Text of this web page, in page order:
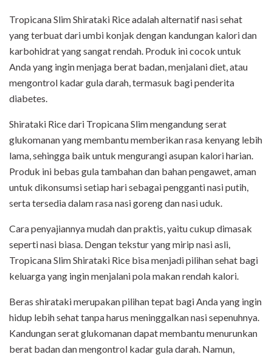
Tropicana Slim Shirataki Rice adalah alternatif nasi sehat
yang terbuat dari umbi konjak dengan kandungan kalori dan
karbohidrat yang sangat rendah. Produk ini cocok untuk
Anda yang ingin menjaga berat badan, menjalani diet, atau
mengontrol kadar guladarah, termasuk bagi penderita
diabetes.
Shirataki Rice dari Tropicana Slim mengandung serat
glukomanan yang membantumemberikan rasa kenyang lebih
lama, sehingga baik untuk mengurangi asupan kaloriharian.
Produk ini bebas gula tambahan dan bahan pengawet, aman
untuk dikonsumsisetiap hari sebagai pengganti nasi putih,
serta tersedia dalam rasa nasi goreng dannasi uduk.
Cara penyajiannya mudah dan praktis, yaitu cukup dimasak
seperti nasi biasa. Dengantekstur yang mirip nasi asli,
Tropicana Slim Shirataki Rice bisa menjadi pilihan sehat bagi
keluarga yang ingin menjalani pola makan rendah kalori.
Beras shirataki merupakan pilihan tepat bagi Anda yang ingin
hidup lebih sehat tanpa harus meninggalkan nasi sepenuhnya.
Kandungan serat glukomanan dapat membantu menurunkan
berat badan dan mengontrol kadar gula darah. Namun,